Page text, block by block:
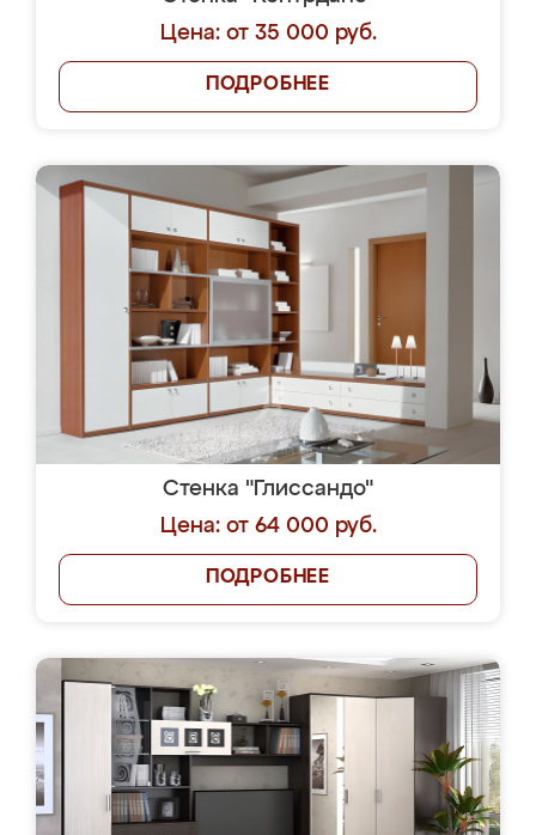
Цена: от 35 000 руб.
ПОДРОБНЕЕ
Стенка "Глиссандо"
Цена: от 64 000 руб.
ПОДРОБНЕЕ